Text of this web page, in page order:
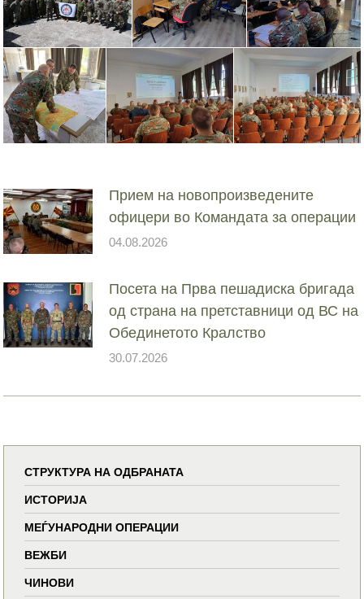
Прием на новопроизведените
офицери во Командата за операции
04.08.2026
Посета на Прва пешадиска бригада
од страна на претставници од ВС на
Обединетото Кралство
30.07.2026
СТРУКТУРА НА ОДБРАНАТА
ИСТОРИЈА
МЕЃУНАРОДНИ ОПЕРАЦИИ
ВЕЖБИ
ЧИНОВИ